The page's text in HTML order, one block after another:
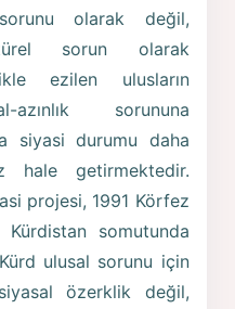
olarak değil,
sorun olarak
ezilen ulusların
sorununa
siyasi durumu daha
hale getirmektedir.
projesi, 1991 Körfez
Kürdistan somutunda
Kürd ulusal sorunu için
özerklik değil,